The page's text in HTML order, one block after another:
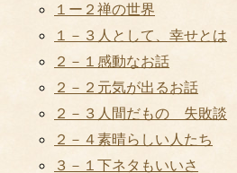
１ー２禅の世界
１－３人として、幸せとは
２－１感動なお話
２－２元気が出るお話
２－３人間だもの 失敗談
２－４素晴らしい人たち
３－１下ネタもいいさ